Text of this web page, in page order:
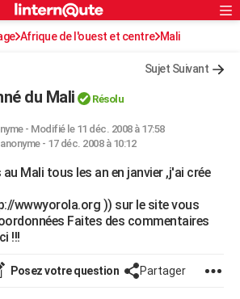
Rechercher
S'inscrire
Connexion
Afrique de l'ouest et centre Mali
Sujet Suivant
du Mali Résolu
- Modifié le 11 déc. 2008 à 17:58
- 17 déc. 2008 à 10:12
Mali tous les an en janvier ,j'ai crée
wwwyorola.org )) sur le site vous
Faites des commentaires
!!!
Posez votre question Partager